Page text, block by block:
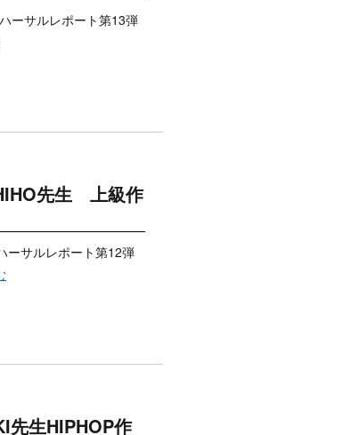
ーサルレポート第13弾
先生 上級作
サルレポート第12弾
先生HIPHOP作